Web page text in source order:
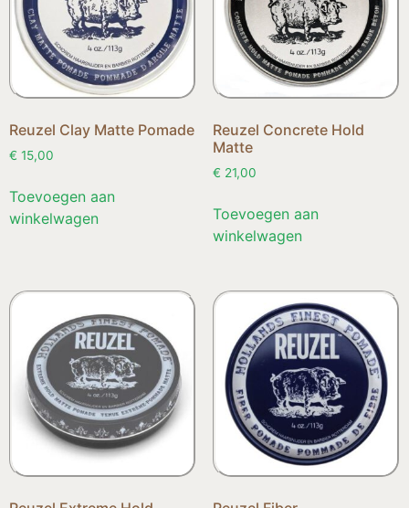
Reuzel Clay Matte Pomade
€ 15,00
Toevoegen aan
winkelwagen
Reuzel Concrete Hold
Matte
€ 21,00
Toevoegen aan
winkelwagen